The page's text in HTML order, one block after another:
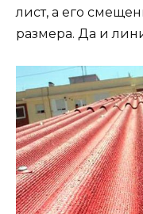
лист, а его
размера. Да и